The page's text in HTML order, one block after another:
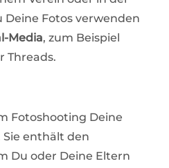
Deine Fotos verwenden
Media, zum Beispiel
Threads.
Fotoshooting Deine
Sie enthält den
Du oder Deine Eltern